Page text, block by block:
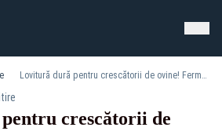
Lovitură dură pentru crescătorii de ovine! Fermele sunt în pragul falimentului după ce exporturile au fost blocate
crescătorii de